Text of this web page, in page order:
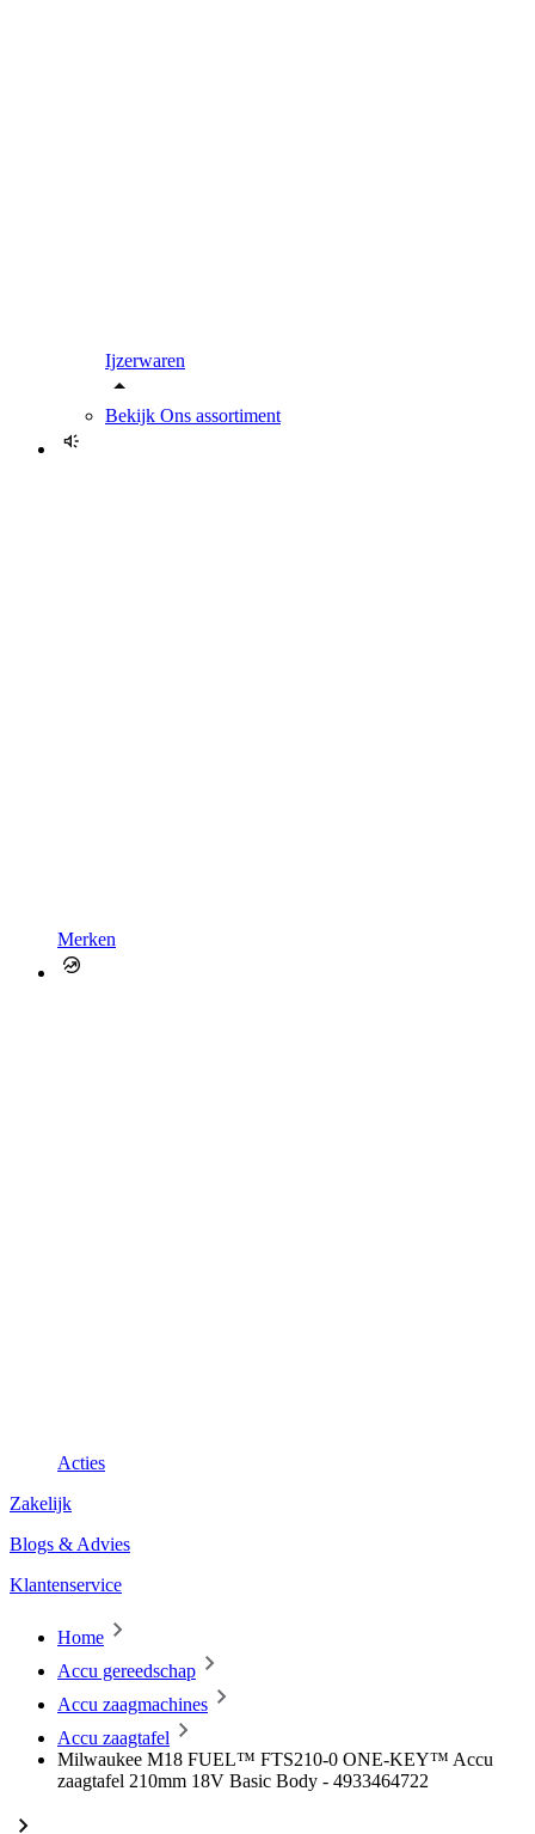
Ijzerwaren
Bekijk Ons assortiment
Merken
Acties
Zakelijk
Blogs & Advies
Klantenservice
Home
Accu gereedschap
Accu zaagmachines
Accu zaagtafel
Milwaukee M18 FUEL™ FTS210-0 ONE-KEY™ Accu
zaagtafel 210mm 18V Basic Body - 4933464722